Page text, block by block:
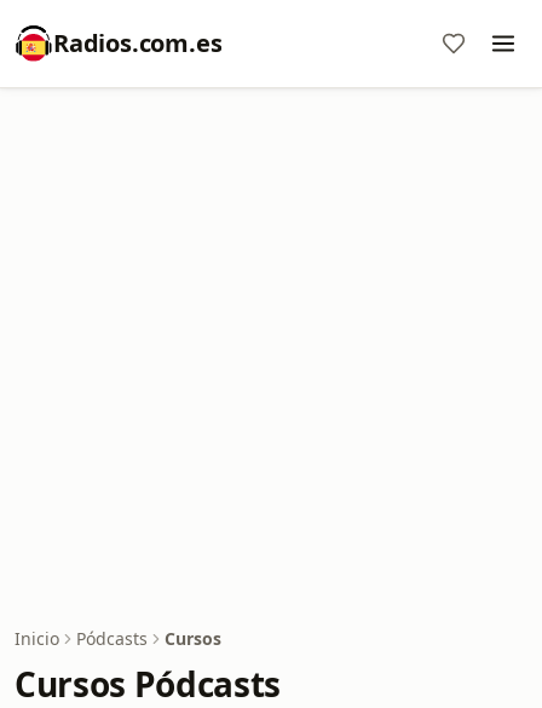
Radios.com.es
Inicio Pódcasts Cursos
Cursos Pódcasts